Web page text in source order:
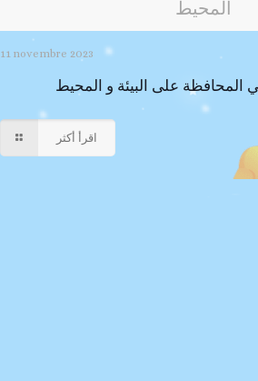
المحيط
11 novembre 2023
المحافظة على البيئة و المحيط
اقرأ أكثر